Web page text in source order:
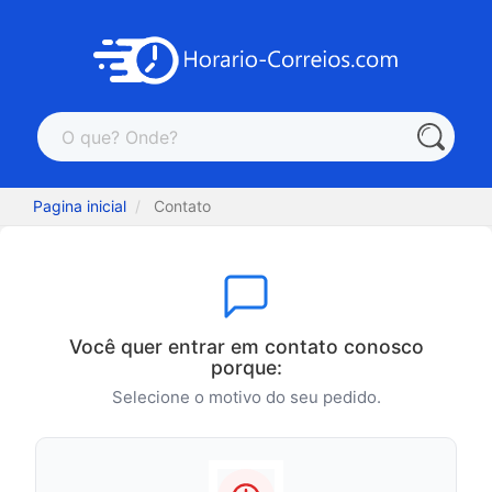
Pagina inicial Contato
Você quer entrar em contato conosco
porque:
Selecione o motivo do seu pedido.